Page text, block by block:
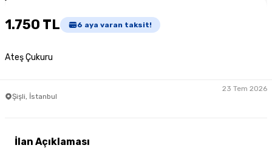
1.750 TL 6 aya varan taksit!
Ateş Çukuru
Şişli, İstanbul
23 Tem 2026
İlan Açıklaması